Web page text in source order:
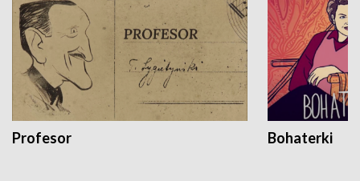
Profesor Bohaterki